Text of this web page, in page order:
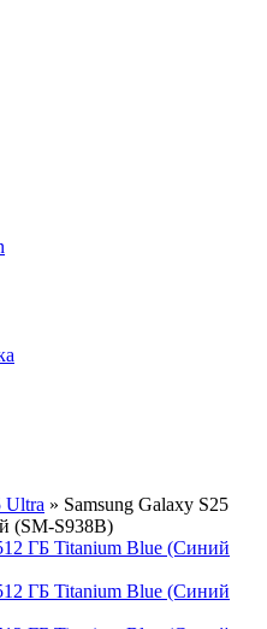
Ultra » Samsung Galaxy S25
(SM-S938B)